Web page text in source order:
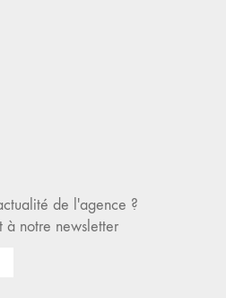
de l'agence ?
à notre newsletter